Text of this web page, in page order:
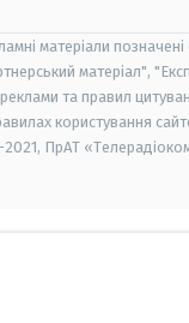
матеріали
матеріал",
та правил
користування
ПрАТ